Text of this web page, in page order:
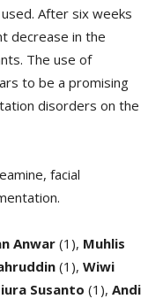
After six weeks
decrease in the
The use of
to be a promising
disorders on the
facial
Anwar(1), Muhlis
(1), Wiwi
Susanto (1), Andi